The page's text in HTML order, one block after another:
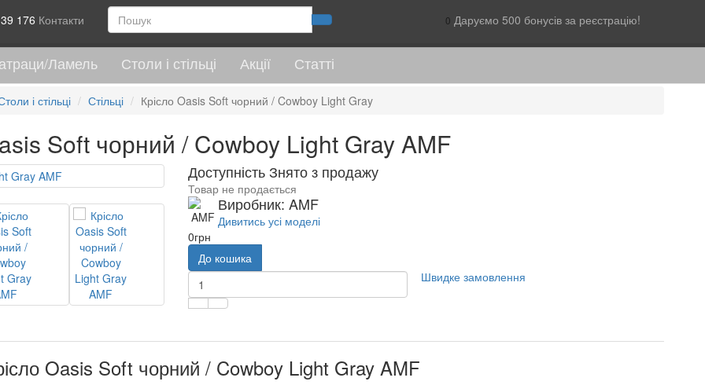
176 Контакти 0 Даруємо 500 бонусів за реєстрацію!
Ламель Столи і стільці Акції Статті
і стільці Стільці Крісло Oasis Soft чорний / Cowboy Light Gray
Soft чорний / Cowboy Light Gray AMF
Доступність Знято з продажу
Товар не продається
Виробник: AMF
Дивитись усі моделі
0грн
До кошика
Швидке замовлення
Oasis Soft чорний / Cowboy Light Gray AMF